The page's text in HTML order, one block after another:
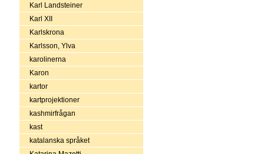
Karl Landsteiner
Karl XII
Karlskrona
Karlsson, Ylva
karolinerna
Karon
kartor
kartprojektioner
kashmirfrågan
kast
katalanska språket